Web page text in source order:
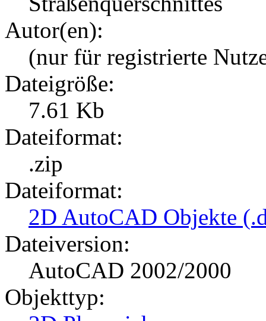
Autor(en):
(nur für registrierte
Dateigröße:
7.61 Kb
Dateiformat:
.zip
Dateiformat:
2D AutoCAD Objekte
Dateiversion:
AutoCAD 2002/2000
Objekttyp: